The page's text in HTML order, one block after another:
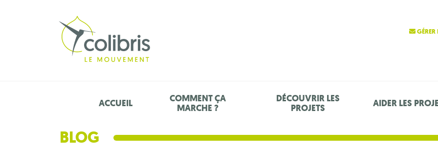
ACCUEIL
COMMENT ÇA
MARCHE ?
DÉCOUVRIR LES
PROJETS
AIDER LES
BLOG